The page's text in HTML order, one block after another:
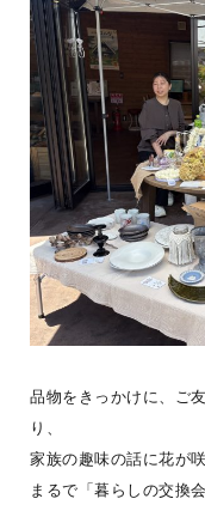
にぎやかな虫の声に誘
見えてなかった景色が
はもう少しおとなにな
LOGWAYだより 全国の
BESS藤沢
品物をきっかけに、ご
り、
家族の趣味の話に花が
まるで「暮らしの交換